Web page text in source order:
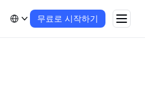
무료로 시작하기